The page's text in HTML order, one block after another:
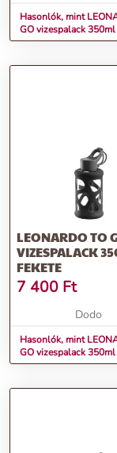
Hasonlók, mint
GO vizespalack
LEONARDO TO
VIZESPALACK
FEKETE
7 400 Ft
Dodo
Hasonlók, mint
GO vizespalack